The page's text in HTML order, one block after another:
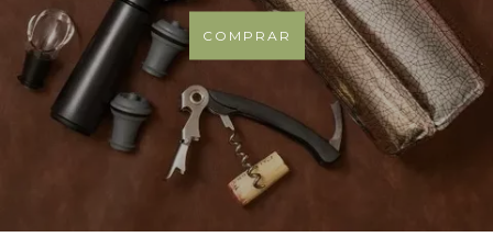
COMPRAR